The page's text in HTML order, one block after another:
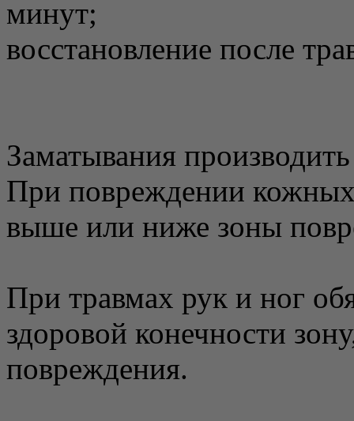
минут;
восстановление после
Заматывания
При повреждении
выше или ниже зоны
При травмах рук и ног
здоровой конечности
повреждения.